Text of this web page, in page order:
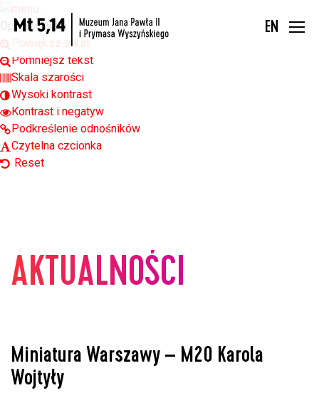
Open toolbar
Opcje widoku
Powiększ tekst
Pomniejsz tekst
Skala szarości
Wysoki kontrast
Kontrast i negatyw
Podkreślenie odnośników
Czytelna czcionka
Reset
EN
AKTUALNOŚCI
Miniatura Warszawy – M20 Karola
Wojtyły